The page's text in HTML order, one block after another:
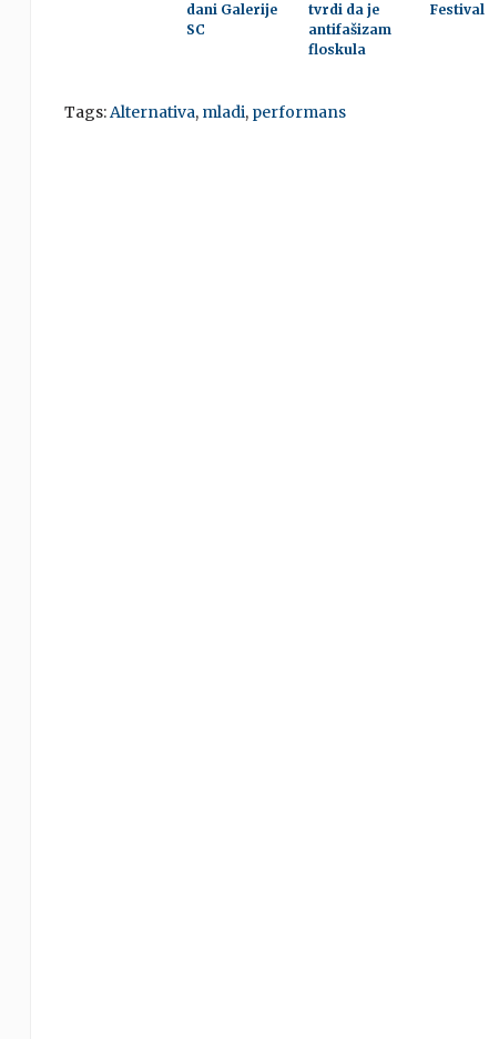
dani Galerije
SC
tvrdi da je
antifašizam
floskula
Festival
Tags:Alternativa, mladi, performans